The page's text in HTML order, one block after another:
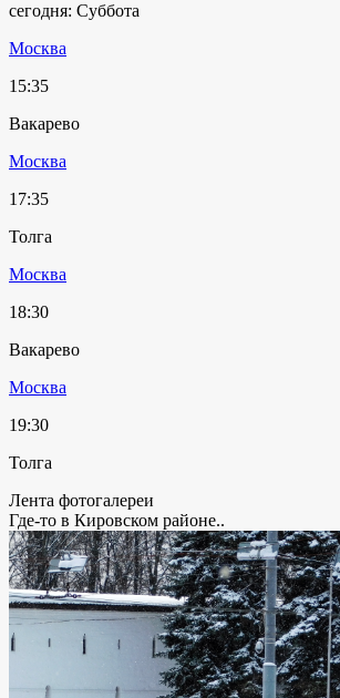
сегодня: Суббота
Москва
15:35
Вакарево
Москва
17:35
Толга
Москва
18:30
Вакарево
Москва
19:30
Толга
Лента фотогалереи
Где-то в Кировском районе..